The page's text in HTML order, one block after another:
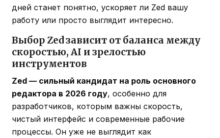
дней станет понятно, ускоряет ли Zed вашу
работу или просто выглядит интересно.
Выбор Zed зависит от баланса между
скоростью, AI и зрелостью
инструментов
Zed — сильный кандидат на роль основного
редактора в 2026 году, особенно для
разработчиков, которым важны скорость,
чистый интерфейс и современные рабочие
процессы. Он уже не выглядит как